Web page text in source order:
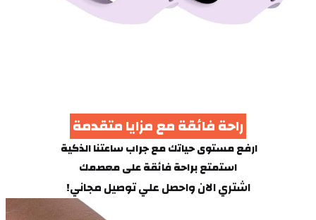
ارفع مستوى حياتك مع جراب ساعتنا الذكية
استمتع براحة فائقة على معصمك
اشتري الان واحصل علي توصيل مجاني!